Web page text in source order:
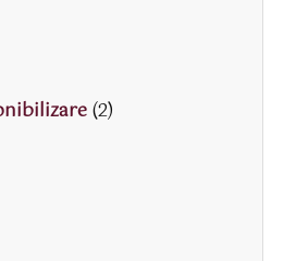
(2)